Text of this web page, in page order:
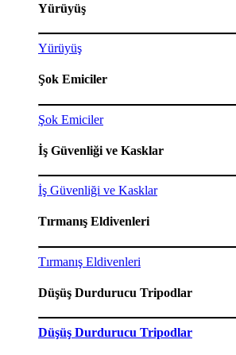
Yürüyüş
Yürüyüş
Şok Emiciler
Şok Emiciler
İş Güvenliği ve Kasklar
İş Güvenliği ve Kasklar
Tırmanış Eldivenleri
Tırmanış Eldivenleri
Düşüş Durdurucu Tripodlar
Düşüş Durdurucu Tripodlar